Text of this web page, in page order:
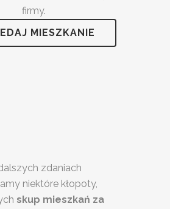
firmy.
MIESZKANIE
zdaniach
niektóre kłopoty,
skup mieszkań za